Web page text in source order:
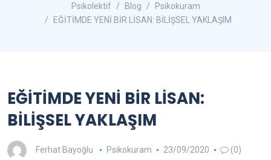
Psikolektif Blog
Psikokuram
EĞİTİMDE YENİ BİR LİSAN: BİLİŞSEL YAKLAŞIM
EĞİTİMDE YENİ BİR LİSAN:
BİLİŞSEL YAKLAŞIM
Ferhat Bayoğlu Psikokuram 23/09/2020 (0)